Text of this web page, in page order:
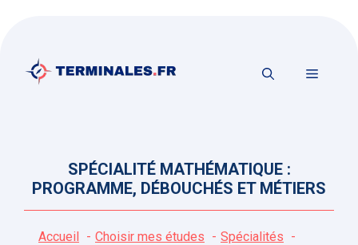
contenu
MENU
SPÉCIALITÉ MATHÉMATIQUE :
PROGRAMME, DÉBOUCHÉS ET MÉTIERS
Accueil Choisir mes études
Spécialités